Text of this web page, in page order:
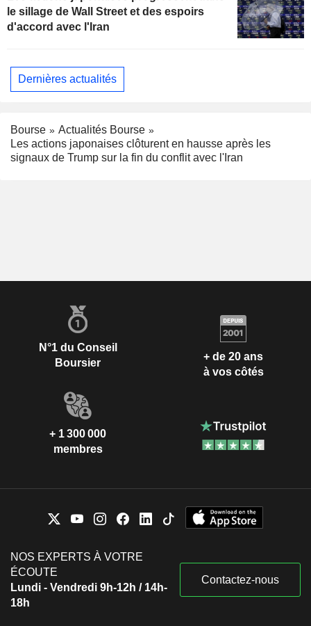
le sillage de Wall Street et des espoirs
d'accord avec l'Iran
Dernières actualités
Bourse
Actualités Bourse
Les actions japonaises clôturent en hausse après les
signaux de Trump sur la fin du conflit avec l'Iran
N°1 du Conseil
Boursier
+ de 20 ans
à vos côtés
+ 1 300 000
membres
NOS EXPERTS À VOTRE
ÉCOUTE
Lundi - Vendredi 9h-12h / 14h-
18h
Contactez-nous